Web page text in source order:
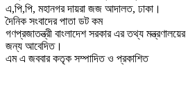
এ,পি,পি, মহানগর দায়রা জজ আদালত, ঢাকা।
দৈনিক সংবাদের পাতা ডট কম
গণপ্রজাতন্ত্রী বাংলাদেশ সরকার এর তথ্য
জন্য আবেদিত।
এম এ জববার কতৃক সম্পাদিত ও প্রকাশিত